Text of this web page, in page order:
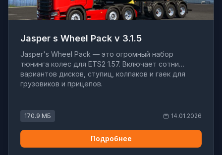
Jasper s Wheel Pack v 3.1.5
Jasper's Wheel Pack — это огромный набор
тюнинга колес для ETS2 1.57. Включает сотни
вариантов дисков, ступиц, колпаков и гаек для
грузовиков и прицепов.
170.9 МБ 14.01.2026
Подробнее